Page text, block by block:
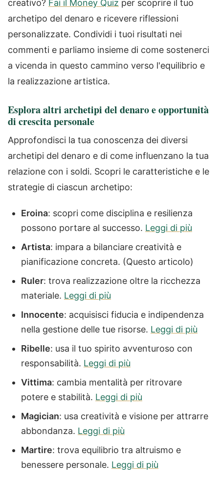
creativo? Fai il Money Quiz per scoprire il tuo
archetipo del denaro e ricevere riflessioni
personalizzate. Condividi i tuoi risultati nei
commenti e parliamo insieme di come sostenerci
a vicenda in questo cammino verso l'equilibrio e
la realizzazione artistica.
Esplora altri archetipi del denaro e opportunità
di crescita personale
Approfondisci la tua conoscenza dei diversi
archetipi del denaro e di come influenzano la tua
relazione con i soldi. Scopri le caratteristiche e le
strategie di ciascun archetipo:
Eroina: scopri come disciplina e resilienza
possono portare al successo. Leggi di più
Artista: impara a bilanciare creatività e
pianificazione concreta. (Questo articolo)
Ruler: trova realizzazione oltre la ricchezza
materiale. Leggi di più
Innocente: acquisisci fiducia e indipendenza
nella gestione delle tue risorse. Leggi di più
Ribelle: usa il tuo spirito avventuroso con
responsabilità. Leggi di più
Vittima: cambia mentalità per ritrovare
potere e stabilità. Leggi di più
Magician: usa creatività e visione per attrarre
abbondanza. Leggi di più
Martire: trova equilibrio tra altruismo e
benessere personale. Leggi di più